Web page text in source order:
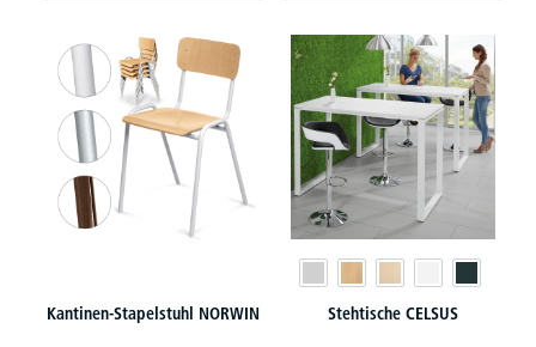
Kantinen-Stapelstuhl NORWIN Stehtische CELSUS